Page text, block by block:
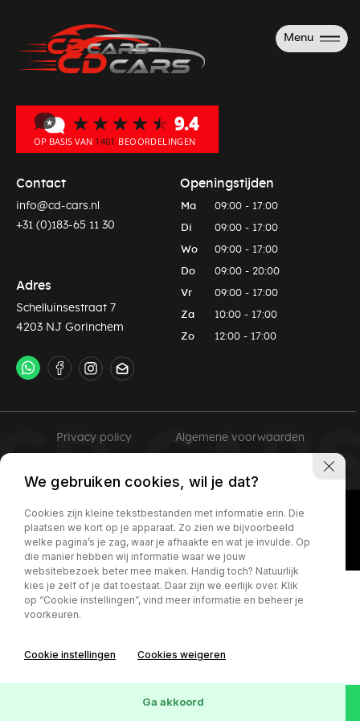
Menu
Contact
info@cd-cars.nl
+31 (0)183-65 11 30
Adres
Schelluinsestraat 7
4203 NJ Gorinchem
Openingstijden
Ma 09:00 - 17:00
Di 09:00 - 17:00
Wo 09:00 - 17:00
Do 09:00 - 20:00
Vr 09:00 - 17:00
Za 10:00 - 17:00
Zo 12:00 - 17:00
Privacy policy Algemene voorwaarden
We gebruiken cookies, wil je dat?
Cookies zijn kleine tekstbestanden met informatie erin. Die
plaatsen we kort op je apparaat. Zo zien we bijvoorbeeld
welke pagina’s je zag, waar je afhaakte en wat je invulde. Op
die manier hebben wij informatie waar we jouw
websitebezoek beter mee maken. Handig toch? Natuurlijk
kies je zelf of je dat toestaat. Daar zijn we eerlijk over. Klik
op “Cookie instellingen”, vind meer informatie en beheer je
voorkeuren.
Cookie instellingen Cookies weigeren
Ga akkoord